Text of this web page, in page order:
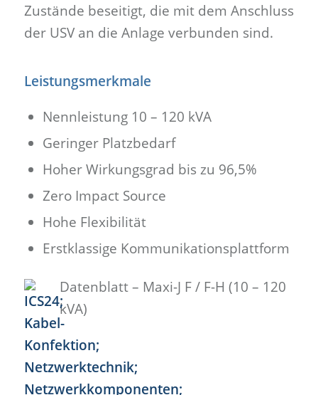
Zustände beseitigt, die mit dem Anschluss
der USV an die Anlage verbunden sind.
Leistungsmerkmale
Nennleistung 10 – 120 kVA
Geringer Platzbedarf
Hoher Wirkungsgrad bis zu 96,5%
Zero Impact Source
Hohe Flexibilität
Erstklassige Kommunikationsplattform
Datenblatt – Maxi-J F / F-H (10 – 120
kVA)